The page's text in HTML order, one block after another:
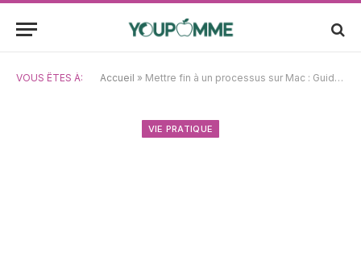
VOUS ÊTES À: Accueil » Mettre fin à un processus sur Mac : Guide pratique avec l’Observateur d’activité et le Terminal
VIE PRATIQUE